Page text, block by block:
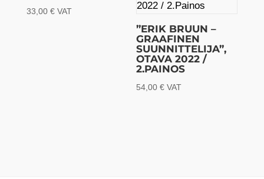
33,00 € VAT
”ERIK BRUUN –
GRAAFINEN
SUUNNITTELIJA”,
OTAVA 2022 /
2.PAINOS
54,00€ VAT